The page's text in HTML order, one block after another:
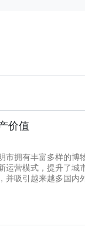
价值
市拥有丰富多样的博
运营模式，提升了城
并吸引越来越多国内